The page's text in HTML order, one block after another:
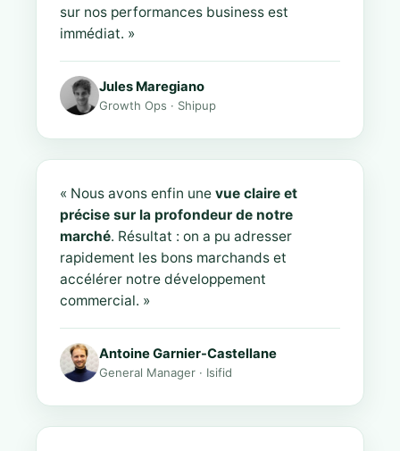
sur nos performances business est
immédiat. »
Jules Maregiano
Growth Ops · Shipup
« Nous avons enfin une vue claire et
précise sur la profondeur de notre
marché. Résultat : on a pu adresser
rapidement les bons marchands et
accélérer notre développement
commercial. »
Antoine Garnier-Castellane
General Manager · Isifid